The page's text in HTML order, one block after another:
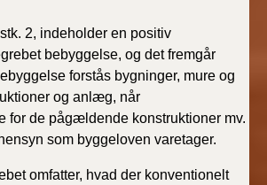
2, indeholder en positiv
bebyggelse, og det fremgår
forstås bygninger, mure og
og anlæg, når
for de pågældende konstruktioner mv.
som byggeloven varetager.
omfatter, hvad der konventionelt